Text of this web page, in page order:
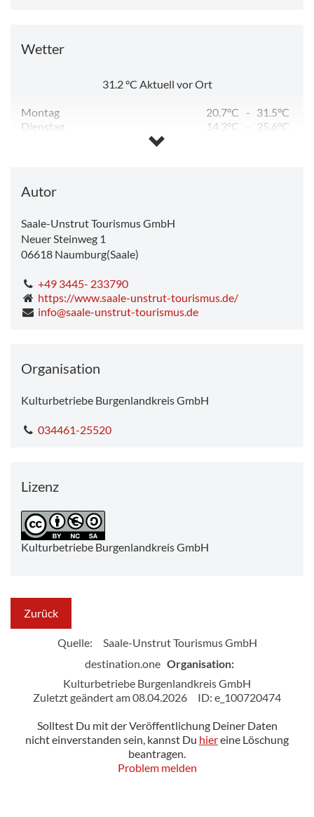
Wetter
31.2°C Aktuell vor Ort
Montag 20.7°C - 31.5°C
Dienstag
14.3°C -
25.6°C
Autor
Saale-Unstrut Tourismus GmbH
Neuer Steinweg 1
06618 Naumburg(Saale)
+49 3445- 233790
https://www.saale-unstrut-tourismus.de/
info@saale-unstrut-tourismus.de
Organisation
Kulturbetriebe Burgenlandkreis GmbH
034461-25520
Lizenz
Kulturbetriebe Burgenlandkreis GmbH
Zurück
Quelle:
Saale-Unstrut Tourismus GmbH
destination.one Organisation:
Kulturbetriebe Burgenlandkreis GmbH
Zuletzt geändert am 08.04.2026
ID: e_100720474
Solltest Du mit der Veröffentlichung Deiner Daten
nicht einverstanden sein, kannst Du hiereine Löschung
beantragen.
Problem melden